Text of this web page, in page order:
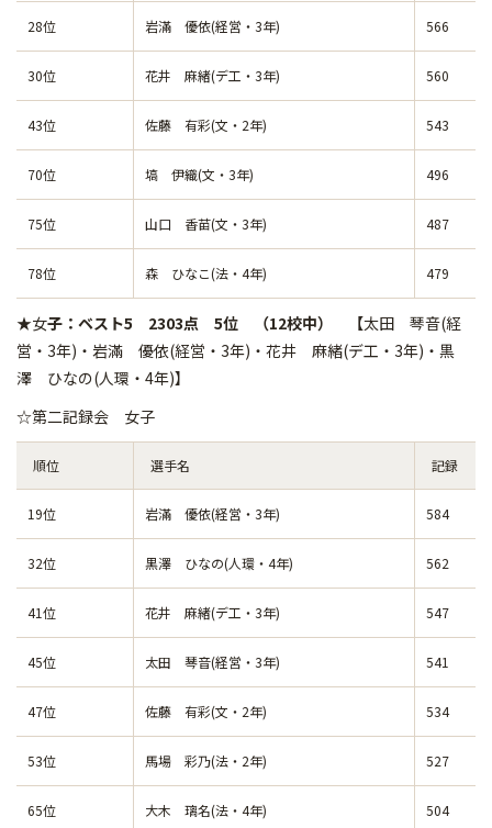
28位 岩滿 優依(経営・3年) 566
30位 花井 麻緒(デ工・3年) 560
43位 佐藤 有彩(文・2年) 543
70位 塙 伊織(文・3年) 496
75位 山口 香苗(文・3年) 487
78位 森 ひなこ(法・4年) 479
★女子：ベスト5 2303点 5位 （12校中） 【太田 琴音(経
営・3年)・岩滿 優依(経営・3年)・花井 麻緒(デ工・3年)・黒
澤 ひなの(人環・4年)】
☆第二記録会 女子
順位 選手名 記録
19位 岩滿 優依(経営・3年) 584
32位 黒澤 ひなの(人環・4年) 562
41位 花井 麻緒(デ工・3年) 547
45位 太田 琴音(経営・3年) 541
47位 佐藤 有彩(文・2年) 534
53位 馬場 彩乃(法・2年) 527
65位 大木 璃名(法・4年) 504